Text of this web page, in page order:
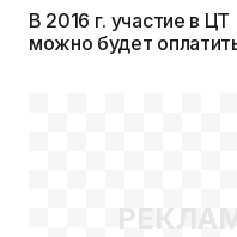
В 2016 г. участие в ЦТ
можно будет